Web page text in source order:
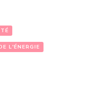
L'ÉNERGIE